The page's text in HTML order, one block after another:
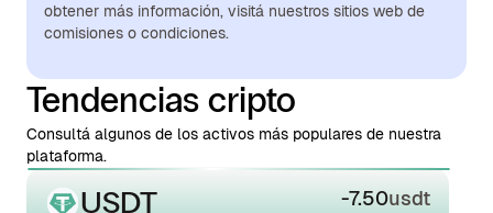
obtener más información, visitá nuestros sitios web de
comisiones o condiciones.
Tendencias cripto
Consultá algunos de los activos más populares de nuestra
plataforma.
USDT -7.50usdt